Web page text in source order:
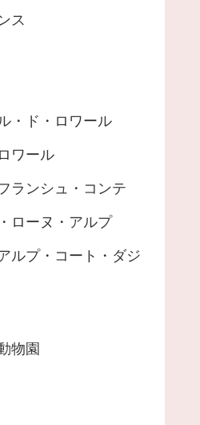
ス
・ド・ロワール
ワール
ランシュ・コンテ
ローヌ・アルプ
ルプ・コート・ダジ
物園